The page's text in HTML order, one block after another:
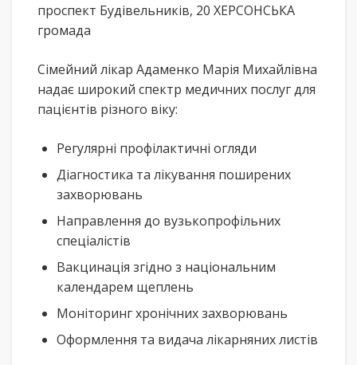
проспект Будівельників, 20 ХЕРСОНСЬКА
громада
Сімейний лікар Адаменко Марія Михайлівна
надає широкий спектр медичних послуг для
пацієнтів різного віку:
Регулярні профілактичні огляди
Діагностика та лікування поширених
захворювань
Направлення до вузькопрофільних
спеціалістів
Вакцинація згідно з національним
календарем щеплень
Моніторинг хронічних захворювань
Оформлення та видача лікарняних листів